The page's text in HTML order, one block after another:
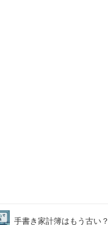
手書き家計簿はもう古い？